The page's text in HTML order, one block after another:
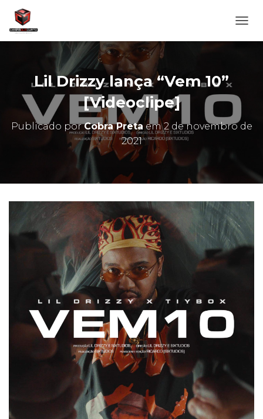
L
A
Ç
Lil Drizzy lança “Vem 10”
[Videoclipe]
Publicado porCobra Pretaem2 de novembro de
2021